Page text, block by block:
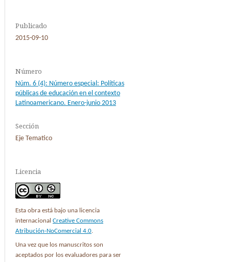
Publicado
2015-09-10
Número
Núm. 6 (4): Número especial: Políticas
públicas de educación en el contexto
Latinoamericano. Enero-junio 2013
Sección
Eje Tematico
Licencia
Esta obra está bajo una licencia
internacional Creative Commons
Atribución-NoComercial 4.0.
Una vez que los manuscritos son
aceptados por los evaluadores para ser